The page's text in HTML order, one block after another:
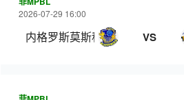
2026-07-29 16:00
内格罗斯莫斯科瓦多斯 VS